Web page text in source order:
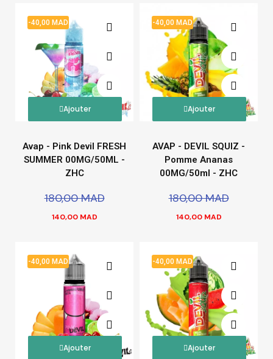
-40,00 MAD
Ajouter
Avap - Pink Devil FRESH
SUMMER 00MG/50ML -
ZHC
180,00 MAD
140,00 MAD
-40,00 MAD
Ajouter
AVAP - DEVIL SQUIZ -
Pomme Ananas
00MG/50ml - ZHC
180,00 MAD
140,00 MAD
-40,00 MAD
Ajouter
-40,00 MAD
Ajouter